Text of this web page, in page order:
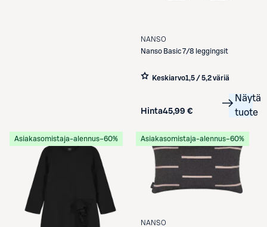
NANSO
Nanso Basic 7/8 leggingsit
Keskiarvo1,5 / 5,2 väriä
Hinta45,99 €
Näytä
tuote
Asiakasomistaja-alennus−60% Asiakasomistaja-alennus−60%
NANSO